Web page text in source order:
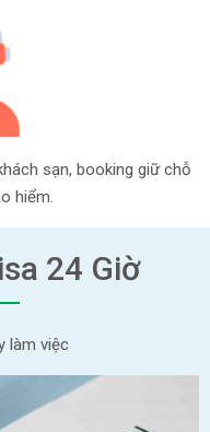
sạn, booking giữ chỗ
hiểm.
24 Giờ
làm việc